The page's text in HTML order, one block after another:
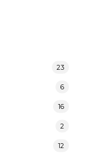
23
6
16
2
12